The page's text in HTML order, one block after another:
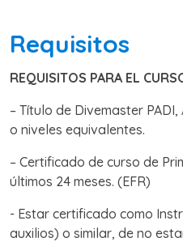
Requisitos
REQUISITOS PARA EL
– Título de Divemaster
o niveles equivalentes.
– Certificado de curso de
últimos 24 meses. (EFR)
- Estar certificado como
auxilios) o similar, de no